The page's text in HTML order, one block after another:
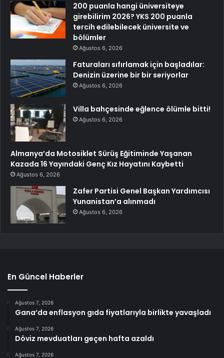
200 puanla hangi üniversiteye
girebilirim 2026? YKS 200 puanla
tercih edilebilecek üniversite ve
bölümler
Ağustos 6, 2026
Faturaları sıfırlamak için başladılar:
Denizin üzerine bir bir seriyorlar
Ağustos 6, 2026
Villa bahçesinde eğlence ölümle bitti!
Ağustos 6, 2026
Almanya’da Motosiklet Sürüş Eğitiminde Yaşanan
Kazada 16 Yayındaki Genç Kız Hayatını Kaybetti
Ağustos 6, 2026
Zafer Partisi Genel Başkan Yardımcısı
Yunanistan’a alınmadı
Ağustos 6, 2026
En Güncel Haberler
Ağustos 7, 2026
Gana’da enflasyon gıda fiyatlarıyla birlikte yavaşladı
Ağustos 7, 2026
Döviz mevduatları geçen hafta azaldı
Ağustos 7, 2026